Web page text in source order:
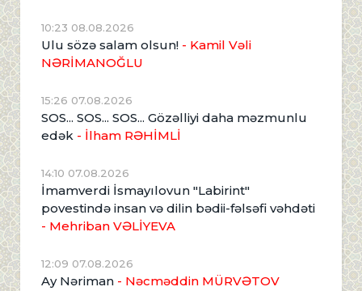
10:23 08.08.2026
Ulu sözə salam olsun! - Kamil Vəli
NƏRİMANOĞLU
15:26 07.08.2026
SOS... SOS... SOS... Gözəlliyi daha məzmunlu
edək - İlham RƏHİMLİ
14:10 07.08.2026
İmamverdi İsmayılovun "Labirint"
povestində insan və dilin bədii-fəlsəfi vəhdəti
- Mehriban VƏLİYEVA
12:09 07.08.2026
Ay Nəriman - Nəcməddin MÜRVƏTOV